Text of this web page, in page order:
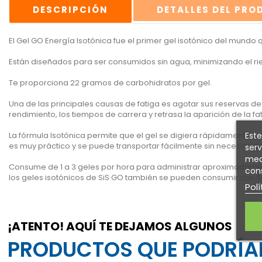
DESCRIPCIÓN DETALLES DEL
El Gel GO Energía Isotónica fue el primer gel isotónico del
Están diseñados para ser consumidos sin agua, minimizando el
Te proporciona 22 gramos de carbohidratos por gel.
Una de las principales causas de fatiga es agotar sus reservas
rendimiento, los tiempos de carrera y retrasa la aparición de la
La fórmula Isotónica permite que el gel se digiera rápidamente,
es muy práctico y se puede transportar fácilmente sin necesidad
Consume de 1 a 3 geles por hora para administrar
los geles isotónicos de SiS GO también se pueden consumir con
¡ATENTO! AQUÍ TE DEJAMOS ALGUNOS
PRODUCTOS QUE